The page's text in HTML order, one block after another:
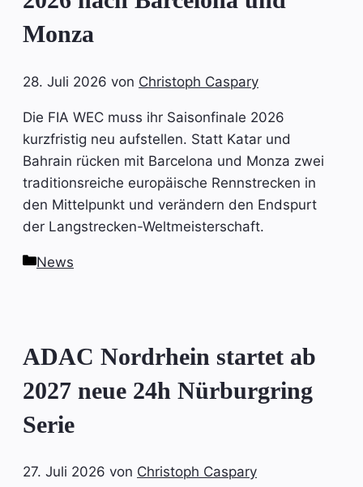
Monza
28. Juli 2026 von Christoph Caspary
Die FIA WEC muss ihr Saisonfinale 2026
kurzfristig neu aufstellen. Statt Katar und
Bahrain rücken mit Barcelona und Monza zwei
traditionsreiche europäische Rennstrecken in
den Mittelpunkt und verändern den Endspurt
der Langstrecken-Weltmeisterschaft.
Kategorien
News
ADAC Nordrhein startet ab
2027 neue 24h Nürburgring
Serie
27. Juli 2026 von Christoph Caspary